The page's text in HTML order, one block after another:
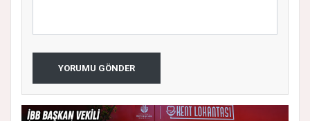
YORUMU GÖNDER